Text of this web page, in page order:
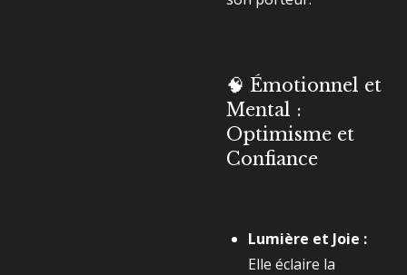
🧠 Émotionnel et
Mental :
Optimisme et
Confiance
Lumière et Joie :
Elle éclaire la